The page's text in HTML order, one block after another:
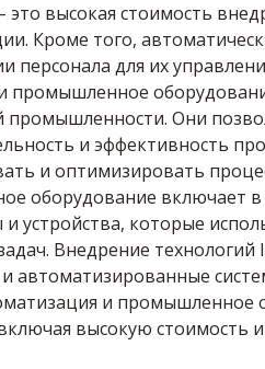
это высокая стоимость
Кроме того,
персонала для их
промышленное
промышленности. Они
и эффективность
и оптимизировать
оборудование включает
устройства, которые
Внедрение технологий
автоматизированные
и промышленное
высокую стоимость